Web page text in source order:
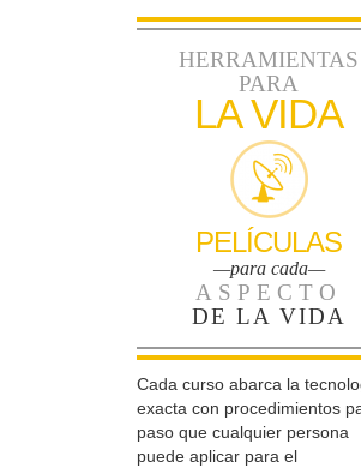
HERRAMIENTAS
PARA
LA VIDA
PELÍCULAS
—para cada—
ASPECTO
DE LA VIDA
Cada curso abarca la
exacta con procedimientos
paso que cualquier persona
puede aplicar para el